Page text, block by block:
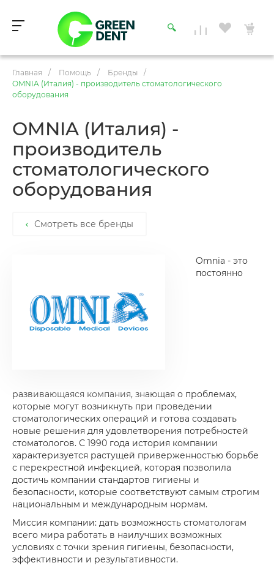
Главная / Помощь / Бренды
/
OMNIA (Италия) - производитель стоматологического
оборудования
OMNIA (Италия) -
производитель
стоматологического
оборудования
Смотреть все бренды
Omnia - это
постоянно
развивающаяся компания, знающая о проблемах,
которые могут возникнуть при проведении
стоматологических операций и готова создавать
новые решения для удовлетворения потребностей
стоматологов. С 1990 года история компании
характеризуется растущей приверженностью борьбе
с перекрестной инфекцией, которая позволила
достичь компании стандартов гигиены и
безопасности, которые соответствуют самым строгим
национальным и международным нормам.
Миссия компании: дать возможность стоматологам
всего мира работать в наилучших возможных
условиях с точки зрения гигиены, безопасности,
эффективности и результативности.